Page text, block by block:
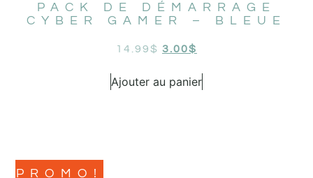
PACK DE DÉMARRAGE
CYBER GAMER – BLEUE
14.99$ 3.00$
Ajouter au panier
PROMO!